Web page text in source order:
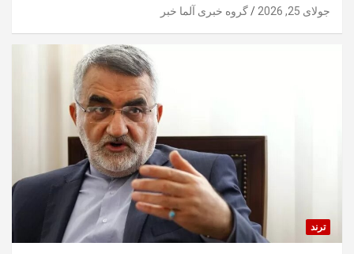
جولای 25, 2026 گروه خبری آلما خبر
ترند